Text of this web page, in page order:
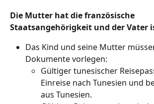
Die Mutter hat die französische
Staatsangehörigkeit und der Vater
Das Kind und seine Mutter
Dokumente vorlegen:
Gültiger tunesischer
Einreise nach Tunesien und
aus Tunesien.